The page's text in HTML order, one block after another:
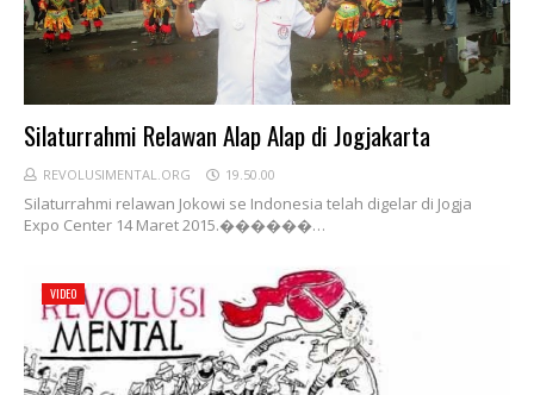
Silaturrahmi Relawan Alap Alap di Jogjakarta
REVOLUSIMENTAL.ORG 19.50.00
Silaturrahmi relawan Jokowi se Indonesia telah digelar di Jogja
Expo Center 14 Maret 2015.������…
VIDEO